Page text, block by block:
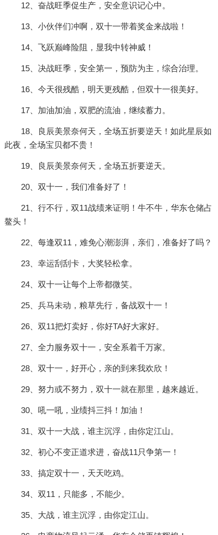
12、奋战旺季促生产，安全意识记心中。
13、小伙伴们冲啊，双十一带着奖金来战啦！
14、飞跃巅峰险阻，显我中转神威！
15、决战旺季，安全第一，预防为主，综合治理。
16、今天很残酷，明天更残酷，但双十一很美好。
17、加油加油，双肥的流油，继续蓄力。
18、良辰美景奈何天，全场五折要逆天！如此星辰如
此夜，全场宝贝都不贵！
19、良辰美景奈何天，全场五折要逆天。
20、双十一，我们准备好了！
21、行不行，双11战绩来证明！牛不牛，华东仓储占
鳌头！
22、每逢双11，难免心潮澎湃，亲们，准备好了吗？
23、幸运刮刮卡，大奖轻松拿。
24、双十一让每个上帝都微笑。
25、兵马未动，粮草先行，备战双十一！
26、双11把灯卖好，你好TA好大家好。
27、全力服务双十一，安全系着千万家。
28、双十一，好开心，亲的到来我欢欣！
29、努力或不努力，双十一就在那里，越来越近。
30、吼一吼，业绩抖三抖！加油！
31、双十一大战，谁主沉浮，由你定江山。
32、初心不变正道求进，奋战11只争第一！
33、搞定双十一，天天吃鸡。
34、双11，只能多，不能少。
35、大战，谁主沉浮，由你定江山。